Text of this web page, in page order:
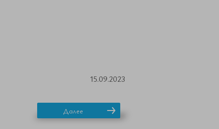
15.09.2023
Далее